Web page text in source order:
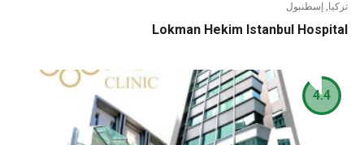
تركيا, إسطنبول
Lokman Hekim Istanbul Hospital
4.4